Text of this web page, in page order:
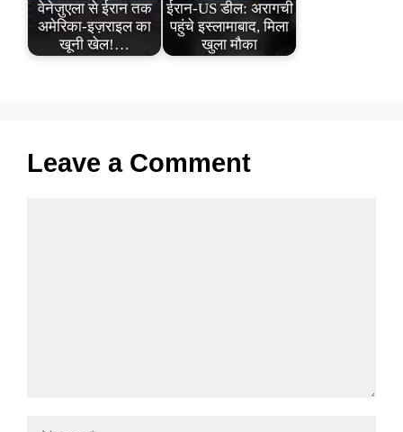
वेनेज़ुएला से ईरान तक
अमेरिका-इज़राइल का
खूनी खेल!…
ईरान-US डील: अरागची
पहुंचे इस्लामाबाद, मिला
खुला मौका
Leave a Comment